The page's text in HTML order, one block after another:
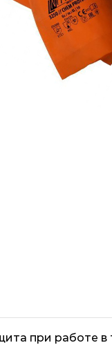
при работе в